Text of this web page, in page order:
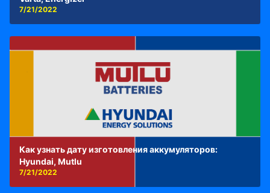
7/21/2022
Как узнать дату изготовления аккумуляторов:
Hyundai, Mutlu
7/21/2022